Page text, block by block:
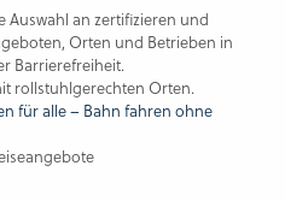
Auswahl an zertifizieren und
Orten und Betrieben in
Barrierefreiheit.
rollstuhlgerechten Orten.
für alle – Bahn fahren ohne